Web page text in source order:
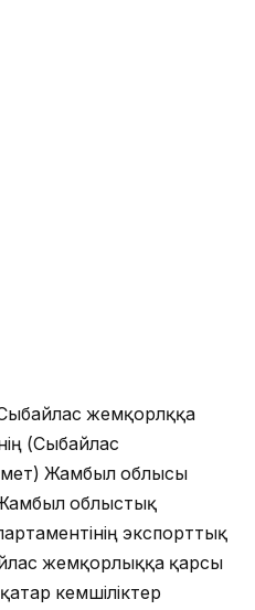
жемқорлққа
(Сыбайлас
Жамбыл облысы
облыстық
экспорттық
жемқорлыққа қарсы
кемшіліктер